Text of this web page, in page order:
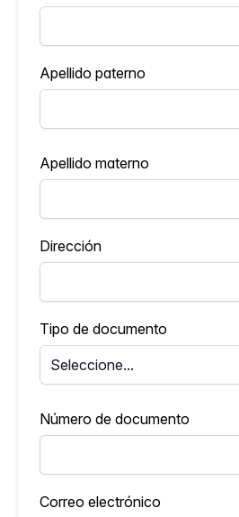
Apellido paterno
Apellido materno
Dirección
Tipo de documento
Número de documento
Correo electrónico